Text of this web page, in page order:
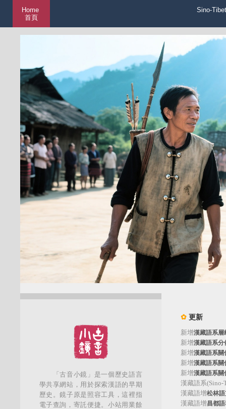
Home
首頁
Sino-
「古音小鏡」是一個歷史語言
學共享網站，用於探索漢語的早期
歷史。鏡子原是照容工具，這裡指
電子查詢，寄託便捷。小站用業餘
✿ 更新
新增漢藏語系層
新增漢藏語系分
新增漢藏語系關
新增漢藏語系關
新增漢藏語系關
漢藏語系(Sino-
漢藏語增松林語
漢藏語增昌都語